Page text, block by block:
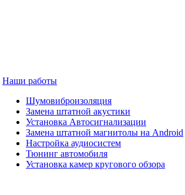
Наши работы
Шумовиброизоляция
Замена штатной акустики
Установка Автосигнализации
Замена штатной магнитолы на Android
Настройка аудиосистем
Тюнинг автомобиля
Установка камер кругового обзора